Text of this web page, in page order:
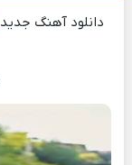
دانلود آهنگ جدید